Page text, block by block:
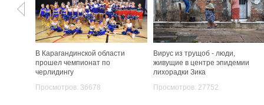
В Карагандинской области
прошел чемпионат по
черлидингу
Просмотров: 36678
Вирус из трущоб - люди,
живущие в центре эпидемии
лихорадки Зика
Просмотров: 27752